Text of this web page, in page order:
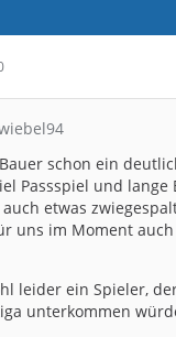
schon ein
Passspiel und
etwas
uns im Moment
leider ein Spieler,
unterkommen